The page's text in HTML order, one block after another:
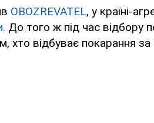
OBOZREVATEL, у країні-
До того ж під час відбору
хто відбуває покарання